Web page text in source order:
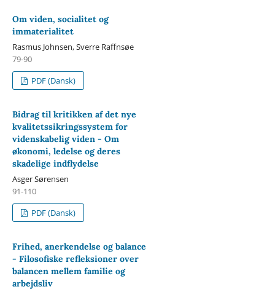
Om viden, socialitet og
immaterialitet
Rasmus Johnsen, Sverre Raffnsøe
79-90
PDF (Dansk)
Bidrag til kritikken af det nye
kvalitetssikringssystem for
videnskabelig viden - Om
økonomi, ledelse og deres
skadelige indflydelse
Asger Sørensen
91-110
PDF (Dansk)
Frihed, anerkendelse og balance
- Filosofiske refleksioner over
balancen mellem familie og
arbejdsliv